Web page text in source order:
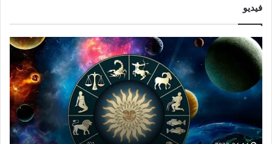
فيديو
ب
ر
ا
ج
ه